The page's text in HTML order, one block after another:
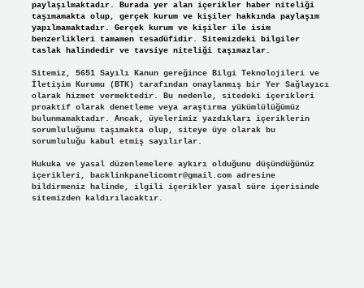
paylaşılmaktadır. Burada yer alan içerikler haber niteliği
taşımamakta olup, gerçek kurum ve kişiler hakkında paylaşım
yapılmamaktadır. Gerçek kurum ve kişiler ile isim
benzerlikleri tamamen tesadüfidir. Sitemizdeki bilgiler
taslak halindedir ve tavsiye niteliği taşımazlar.
Sitemiz, 5651 Sayılı Kanun gereğince Bilgi Teknolojileri ve
İletişim Kurumu (BTK) tarafından onaylanmış bir Yer Sağlayıcı
olarak hizmet vermektedir. Bu nedenle, sitedeki içerikleri
proaktif olarak denetleme veya araştırma yükümlülüğümüz
bulunmamaktadır. Ancak, üyelerimiz yazdıkları içeriklerin
sorumluluğunu taşımakta olup, siteye üye olarak bu
sorumluluğu kabul etmiş sayılırlar.
Hukuka ve yasal düzenlemelere aykırı olduğunu düşündüğünüz
içerikleri, backlinkpanelicomtr@gmail.comadresine
bildirmeniz halinde, ilgili içerikler yasal süre içerisinde
sitemizden kaldırılacaktır.